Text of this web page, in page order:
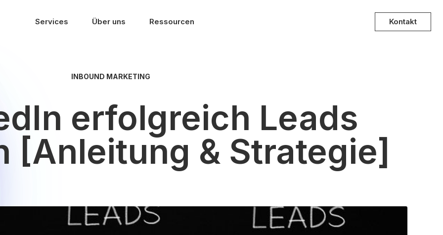
Services Über uns Ressourcen Kontakt
INBOUND MARKETING
erfolgreich Leads
[Anleitung & Strategie]